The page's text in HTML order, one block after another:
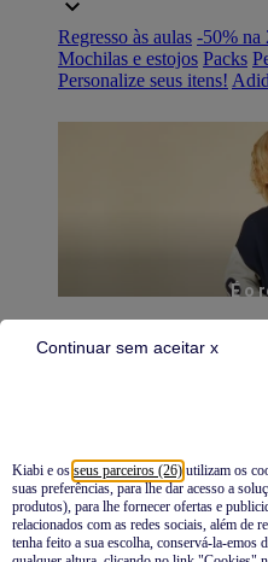
Kiabi e os seus parceiros (26) utilizam os
suas preferências, para lhe dar acesso a
produtos), para lhe fornecer ofertas e
relacionados com as redes sociais, além de
tenha feito a sua escolha, conservá-la-emos
Continuar sem aceitar x
Regresso às aulas -50% na
Mochilas e estojos Packs
Personalize seus itens!
É o
Novidades